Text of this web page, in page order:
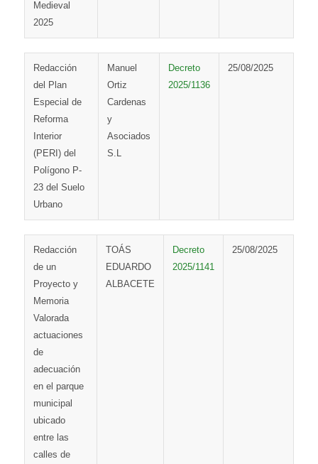
Medieval
2025
Redacción
del Plan
Especial de
Reforma
Interior
(PERI) del
Polígono P-
23 del Suelo
Urbano
Manuel
Ortiz
Cardenas
y
Asociados
S.L
Decreto
2025/1136
25/08/2025
Redacción
de un
Proyecto y
Memoria
Valorada
actuaciones
de
adecuación
en el parque
municipal
ubicado
entre las
calles de
TOÁS
EDUARDO
ALBACETE
Decreto
2025/1141
25/08/2025